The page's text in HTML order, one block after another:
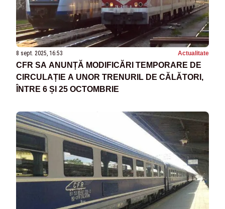
8 sept. 2025, 16:53 Actualitate
CFR SA ANUNȚĂ MODIFICĂRI TEMPORARE DE
CIRCULAȚIE A UNOR TRENURIL DE CĂLĂTORI,
ÎNTRE 6 ȘI 25 OCTOMBRIE